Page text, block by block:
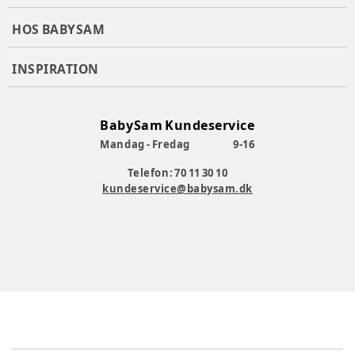
Vægt (forsendelse): ca. 1,6 kg.
Produktionsland:Kina
Varenummer:378916
HOS BABYSAM
INSPIRATION
BabySam Kundeservice
Mandag - Fredag
9-16
Telefon: 70 11 30 10
kundeservice@babysam.dk